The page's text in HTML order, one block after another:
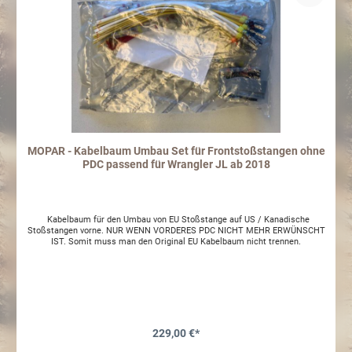
MOPAR - Kabelbaum Umbau Set für Frontstoßstangen ohne
PDC passend für Wrangler JL ab 2018
Kabelbaum für den Umbau von EU Stoßstange auf US / Kanadische
Stoßstangen vorne. NUR WENN VORDERES PDC NICHT MEHR ERWÜNSCHT
IST. Somit muss man den Original EU Kabelbaum nicht trennen.
229,00 €*